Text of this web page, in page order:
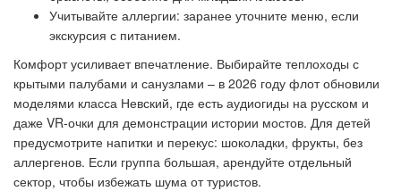
Учитывайте аллергии: заранее уточните меню, если
экскурсия с питанием.
Комфорт усиливает впечатление. Выбирайте теплоходы с
крытыми палубами и санузлами – в 2026 году флот обновили
моделями класса Невский, где есть аудиогиды на русском и
даже VR-очки для демонстрации истории мостов. Для детей
предусмотрите напитки и перекус: шоколадки, фрукты, без
аллергенов. Если группа большая, арендуйте отдельный
сектор, чтобы избежать шума от туристов.